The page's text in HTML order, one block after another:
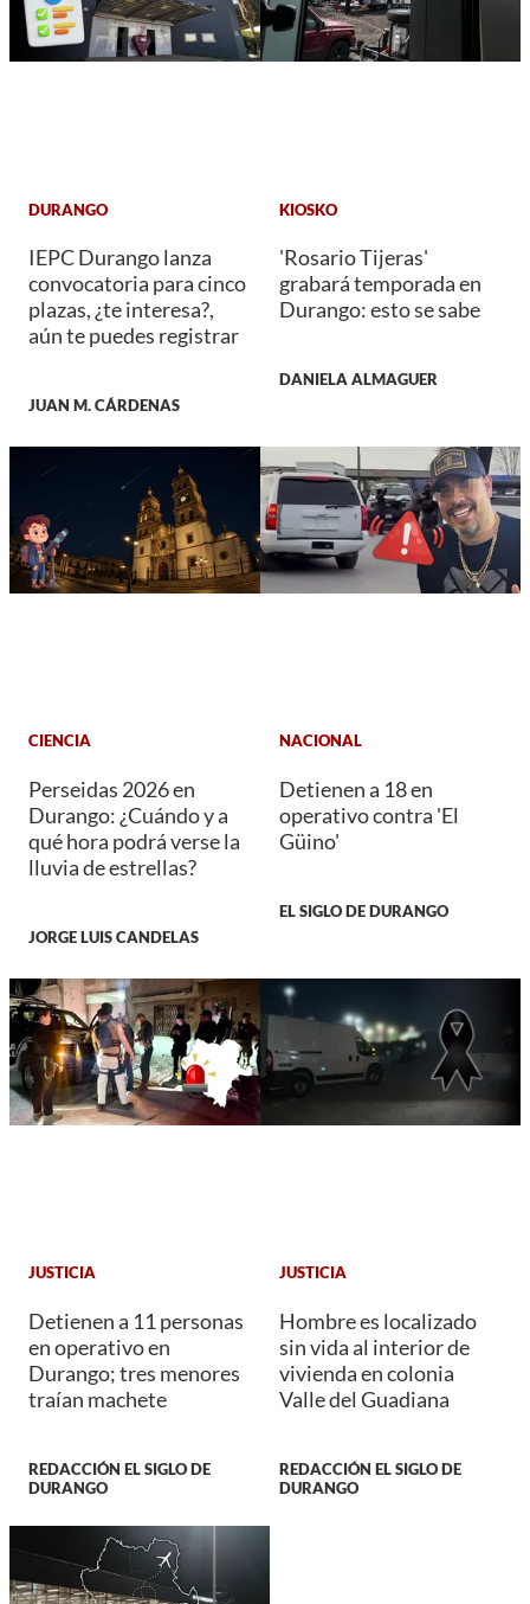
DURANGO
IEPC Durango lanza
convocatoria para cinco
plazas, ¿te interesa?,
aún te puedes registrar
JUAN M. CÁRDENAS
KIOSKO
'Rosario Tijeras'
grabará temporada en
Durango: esto se sabe
DANIELA ALMAGUER
CIENCIA
Perseidas 2026 en
Durango: ¿Cuándo y a
qué hora podrá verse la
lluvia de estrellas?
JORGE LUIS CANDELAS
NACIONAL
Detienen a 18 en
operativo contra 'El
Güino'
EL SIGLO DE DURANGO
JUSTICIA
Detienen a 11 personas
en operativo en
Durango; tres menores
traían machete
REDACCIÓN EL SIGLO DE
DURANGO
JUSTICIA
Hombre es localizado
sin vida al interior de
vivienda en colonia
Valle del Guadiana
REDACCIÓN EL SIGLO DE
DURANGO